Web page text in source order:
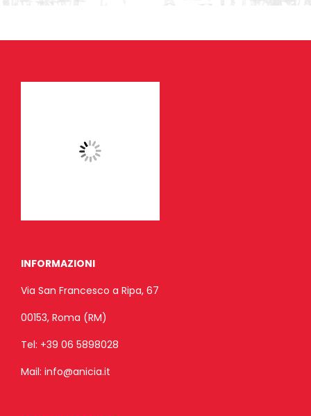
INFORMAZIONI
Via San Francesco a Ripa, 67
00153, Roma (RM)
Tel: +39 06 5898028
Mail: info@anicia.it